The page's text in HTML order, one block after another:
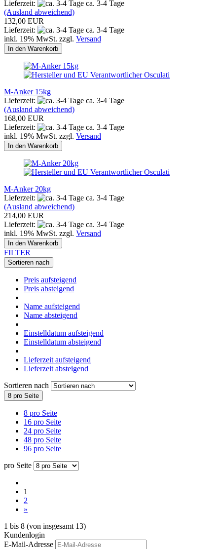
Lieferzeit:
ca. 3-4 Tage
(Ausland abweichend)
132,00 EUR
Lieferzeit:
ca. 3-4 Tage
inkl. 19% MwSt. zzgl. Versand
In den Warenkorb
M-Anker 15kg
Lieferzeit:
ca. 3-4 Tage
(Ausland abweichend)
168,00 EUR
Lieferzeit:
ca. 3-4 Tage
inkl. 19% MwSt. zzgl. Versand
In den Warenkorb
M-Anker 20kg
Lieferzeit:
ca. 3-4 Tage
(Ausland abweichend)
214,00 EUR
Lieferzeit:
ca. 3-4 Tage
inkl. 19% MwSt. zzgl. Versand
In den Warenkorb
FILTER
Sortieren nach
Preis aufsteigend
Preis absteigend
Name aufsteigend
Name absteigend
Einstelldatum aufsteigend
Einstelldatum absteigend
Lieferzeit aufsteigend
Lieferzeit absteigend
Sortieren nach
8 pro Seite
8 pro Seite
16 pro Seite
24 pro Seite
48 pro Seite
96 pro Seite
pro Seite
1
2
»
1 bis 8 (von insgesamt 13)
Kundenlogin
E-Mail-Adresse